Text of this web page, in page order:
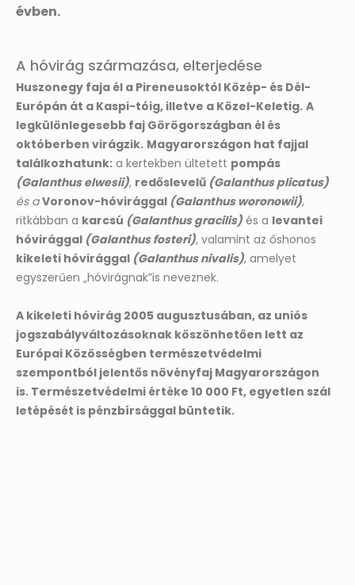
évben.
A hóvirág származása, elterjedése
Huszonegy faja él a Pireneusoktól Közép- és Dél-
Európán át a Kaspi-tóig, illetve a Közel-Keletig. A
legkülönlegesebb faj Görögországban él és
októberben virágzik. Magyarországon hat fajjal
találkozhatunk: a kertekben ültetett pompás
(Galanthus elwesii), redőslevelű (Galanthus plicatus)
és a Voronov-hóvirággal (Galanthus woronowii),
ritkábban a karcsú (Galanthus gracilis) és a levantei
hóvirággal (Galanthus fosteri), valamint az őshonos
kikeleti hóvirággal (Galanthus nivalis), amelyet
egyszerűen „hóvirágnak”is neveznek.
A kikeleti hóvirág 2005 augusztusában, az uniós
jogszabályváltozásoknak köszönhetően lett az
Európai Közösségben természetvédelmi
szempontból jelentős növényfaj Magyarországon
is. Természetvédelmi értéke 10 000 Ft, egyetlen szál
letépését is pénzbírsággal büntetik.